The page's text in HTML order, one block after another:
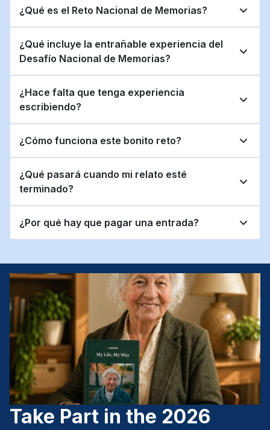
¿Qué es el Reto Nacional de Memorias?
¿Qué incluye la entrañable experiencia del
Desafío Nacional de Memorias?
¿Hace falta que tenga experiencia
escribiendo?
¿Cómo funciona este bonito reto?
¿Qué pasará cuando mi relato esté
terminado?
¿Por qué hay que pagar una entrada?
Take Part in the 2026